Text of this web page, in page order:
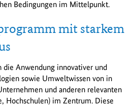
Bedingungen im Mittelpunkt.
mit starkem
Anwendung innovativer und
sowie Umweltwissen von in
und anderen relevanten
Hochschulen) im Zentrum. Diese